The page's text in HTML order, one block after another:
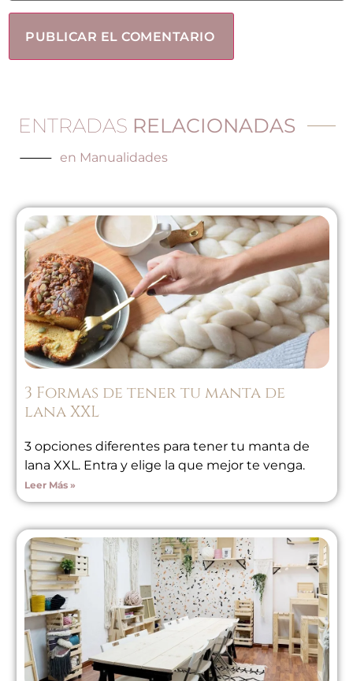
ENTRADAS RELACIONADAS
en Manualidades
3 Formas de tener tu manta de
lana XXL
3 opciones diferentes para tener tu manta de
lana XXL. Entra y elige la que mejor te venga.
Leer Más »